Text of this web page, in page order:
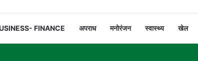
FINANCE अपराध मनोरंजन स्वास्थ्य खेल